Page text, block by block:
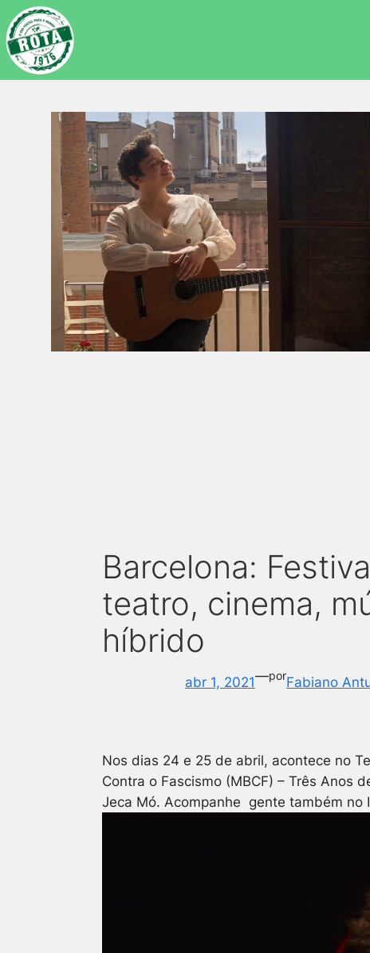
Barcelona:
teatro, cinema,
híbrido
abr 1, 2021—porFabiano
Nos dias 24 e 25 de abril, acontece no
Contra o Fascismo (MBCF) – Três Anos
Jeca Mó. Acompanhe gente também no